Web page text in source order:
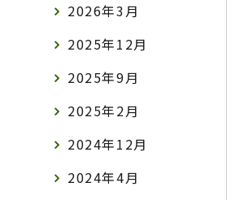
2026年3月
2025年12月
2025年9月
2025年2月
2024年12月
2024年4月